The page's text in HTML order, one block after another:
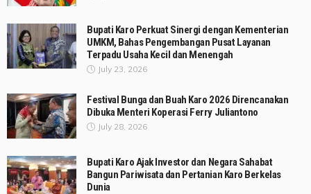
Bupati Karo Perkuat Sinergi dengan Kementerian
UMKM, Bahas Pengembangan Pusat Layanan
Terpadu Usaha Kecil dan Menengah
July 23, 2026
Festival Bunga dan Buah Karo 2026 Direncanakan
Dibuka Menteri Koperasi Ferry Juliantono
July 28, 2026
Bupati Karo Ajak Investor dan Negara Sahabat
Bangun Pariwisata dan Pertanian Karo Berkelas
Dunia